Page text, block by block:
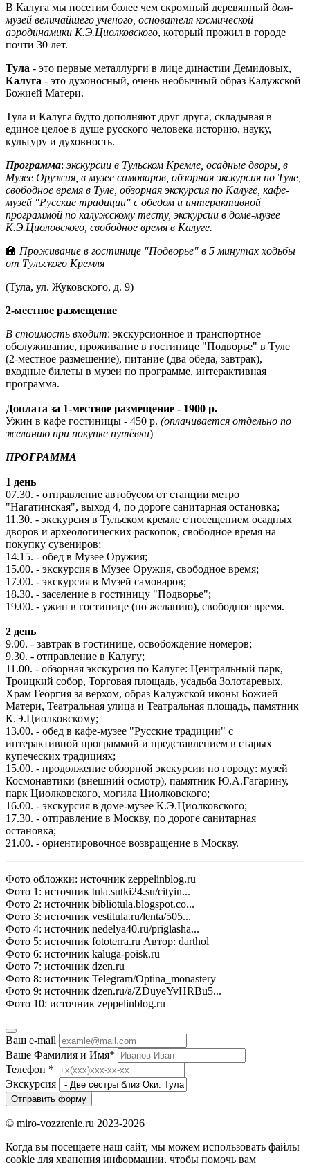
В Калуга мы посетим более чем скромный деревянный дом-
музей величайшего ученого, основателя космической
аэродинамики К.Э.Циолковского, который прожил в городе
почти 30 лет.
Тула - это первые металлурги в лице династии Демидовых,
Калуга - это духоносный, очень необычный образ Калужской
Божией Матери.
Тула и Калуга будто дополняют друг друга, складывая в
единое целое в душе русского человека историю, науку,
культуру и духовность.
Программа: экскурсии в Тульском Кремле, осадные дворы, в
Музее Оружия, в музее самоваров, обзорная экскурсия по Туле,
свободное время в Туле, обзорная экскурсия по Калуге, кафе-
музей "Русские традиции" с обедом и интерактивной
программой по калужскому тесту, экскурсии в доме-музее
К.Э.Циоловского, свободное время в Калуге.
🏫 Проживание в гостинице "Подворье" в 5 минутах ходьбы
от Тульского Кремля
(Тула, ул. Жуковского, д. 9)
2-местное размещение
В стоимость входит: экскурсионное и транспортное
обслуживание, проживание в гостинице "Подворье" в Туле
(2-местное размещение), питание (два обеда, завтрак),
входные билеты в музеи по программе, интерактивная
программа.
Доплата за 1-местное размещение - 1900 р.
Ужин в кафе гостиницы - 450 р. (оплачивается отдельно по
желанию при покупке путёвки)
ПРОГРАММА
1 день
07.30. - отправление автобусом от станции метро
"Нагатинская", выход 4, по дороге санитарная остановка;
11.30. - экскурсия в Тульском кремле с посещением осадных
дворов и археологических раскопок, свободное время на
покупку сувениров;
14.15. - обед в Музее Оружия;
15.00. - экскурсия в Музее Оружия, свободное время;
17.00. - экскурсия в Музей самоваров;
18.30. - заселение в гостиницу "Подворье";
19.00. - ужин в гостинице (по желанию), свободное время.
2 день
9.00. - завтрак в гостинице, освобождение номеров;
9.30. - отправление в Калугу;
11.00. - обзорная экскурсия по Калуге: Центральный парк,
Троицкий собор, Торговая площадь, усадьба Золотаревых,
Храм Георгия за верхом, образ Калужской иконы Божией
Матери, Театральная улица и Театральная площадь, памятник
К.Э.Циолковскому;
13.00. - обед в кафе-музее "Русские традиции" с
интерактивной программой и представлением в старых
купеческих традициях;
15.00. - продолжение обзорной экскурсии по городу: музей
Космонавтики (внешний осмотр), памятник Ю.А.Гагарину,
парк Циолковского, могила Циолковского;
16.00. - экскурсия в доме-музее К.Э.Циолковского;
17.30. - отправление в Москву, по дороге санитарная
остановка;
21.00. - ориентировочное возвращение в Москву.
Фото обложки: источник zeppelinblog.ru
Фото 1: источник tula.sutki24.su/cityin...
Фото 2: источник bibliotula.blogspot.co...
Фото 3: источник vestitula.ru/lenta/505...
Фото 4: источник nedelya40.ru/priglasha...
Фото 5: источник fototerra.ru Автор: darthol
Фото 6: источник kaluga-poisk.ru
Фото 7: источник dzen.ru
Фото 8: источник Telegram/Optina_monastery
Фото 9: источник dzen.ru/a/ZDuyeYvHRBu5...
Фото 10: источник zeppelinblog.ru
Ваш e-mail
Ваше Фамилия и Имя*
Телефон *
Экскурсия
Отправить форму
© miro-vozzrenie.ru 2023-2026
Когда вы посещаете наш сайт, мы можем использовать файлы
cookie для хранения информации, чтобы помочь вам